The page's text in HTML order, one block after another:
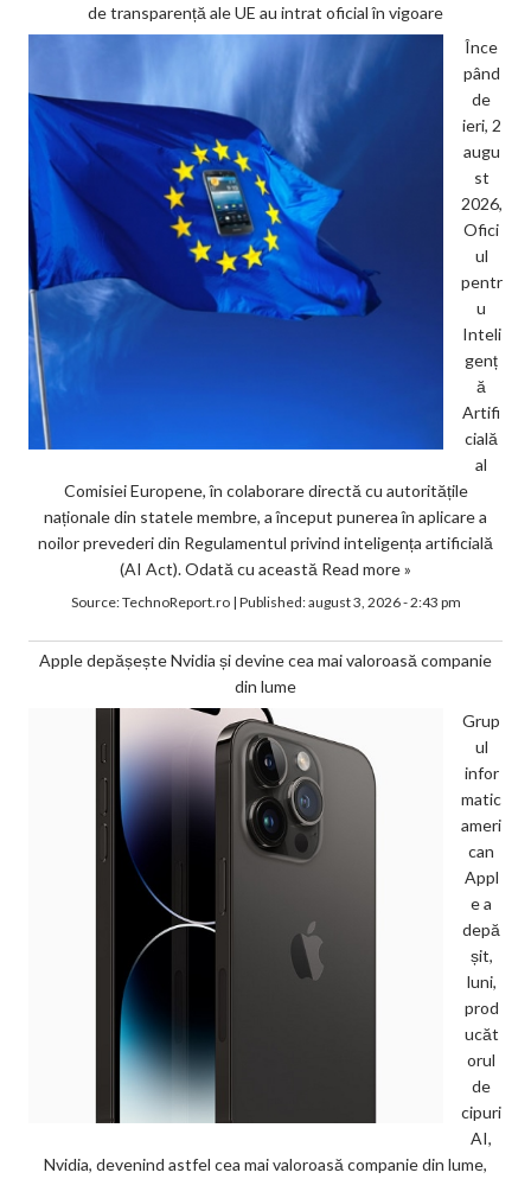
de transparență ale UE au intrat oficial în vigoare
Înce
pând
de
ieri, 2
augu
st
2026,
Ofici
ul
pentr
u
Inteli
genț
ă
Artifi
cială
al
Comisiei Europene, în colaborare directă cu autoritățile
naționale din statele membre, a început punerea în aplicare a
noilor prevederi din Regulamentul privind inteligența artificială
(AI Act). Odată cu această Read more »
Source:TechnoReport.ro| Published:august 3, 2026 - 2:43 pm
Apple depășește Nvidia și devine cea mai valoroasă companie
din lume
Grup
ul
infor
matic
ameri
can
Appl
e a
depă
șit,
luni,
prod
ucăt
orul
de
cipuri
AI,
Nvidia, devenind astfel cea mai valoroasă companie din lume,